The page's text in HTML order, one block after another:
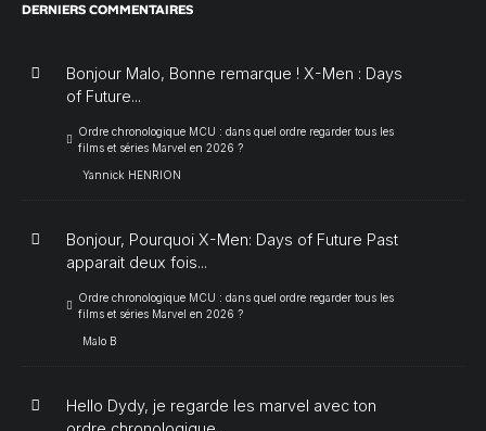
DERNIERS COMMENTAIRES
Bonjour Malo, Bonne remarque ! X-Men : Days
of Future...
Ordre chronologique MCU : dans quel ordre regarder tous les
films et séries Marvel en 2026 ?
Yannick HENRION
Bonjour, Pourquoi X-Men: Days of Future Past
apparait deux fois...
Ordre chronologique MCU : dans quel ordre regarder tous les
films et séries Marvel en 2026 ?
Malo B
Hello Dydy, je regarde les marvel avec ton